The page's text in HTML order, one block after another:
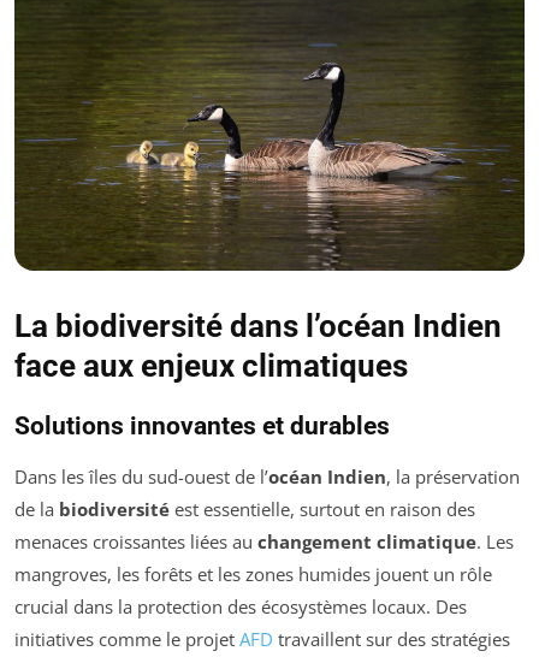
La biodiversité dans l’océan Indien
face aux enjeux climatiques
Solutions innovantes et durables
Dans les îles du sud-ouest de l’océan Indien, la préservation
de la biodiversité est essentielle, surtout en raison des
menaces croissantes liées au changement climatique. Les
mangroves, les forêts et les zones humides jouent un rôle
crucial dans la protection des écosystèmes locaux. Des
initiatives comme le projet AFD travaillent sur des stratégies